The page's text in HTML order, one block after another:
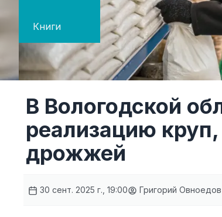
Книги
В Вологодской
реализацию
дрожжей
30 сент. 2025 г., 19:00 Григорий Овноедов